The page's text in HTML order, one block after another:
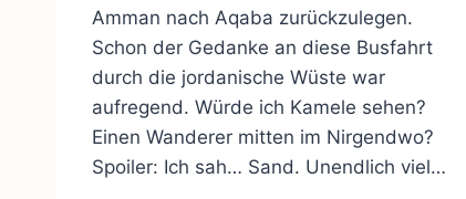
Amman nach Aqaba zurückzulegen.
Schon der Gedanke an diese Busfahrt
durch die jordanische Wüste war
aufregend. Würde ich Kamele sehen?
Einen Wanderer mitten im Nirgendwo?
Spoiler: Ich sah… Sand. Unendlich viel…